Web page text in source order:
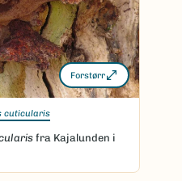
Forstørr
cuticularis
fra Kajalunden i